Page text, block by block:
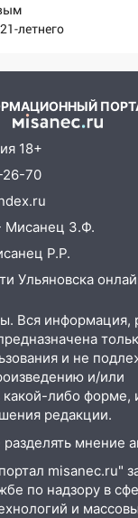
борьбы:
женщине
— испытания
на проспекте
обманули
дело
на 6
рок и
«Наше
бензин в
летнего
18+
26-70
Мисанец З.Ф.
Р.Р.
Ульяновска
Вся информация,
и не
и/или
либо форме,
редакции.
мнение
misanec.ru"
по надзору в
и